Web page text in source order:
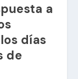
a
días
de